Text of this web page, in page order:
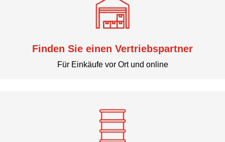
Finden Sie einen Vertriebspartner
Für Einkäufe vor Ort und online